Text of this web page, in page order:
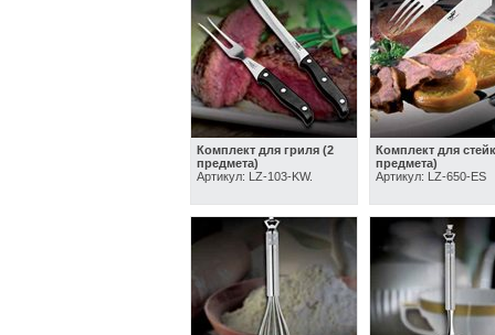
Комплект для гриля (2
предмета)
Артикул: LZ-103-KW.
Комплект для
предмета)
Артикул: LZ-650-ES